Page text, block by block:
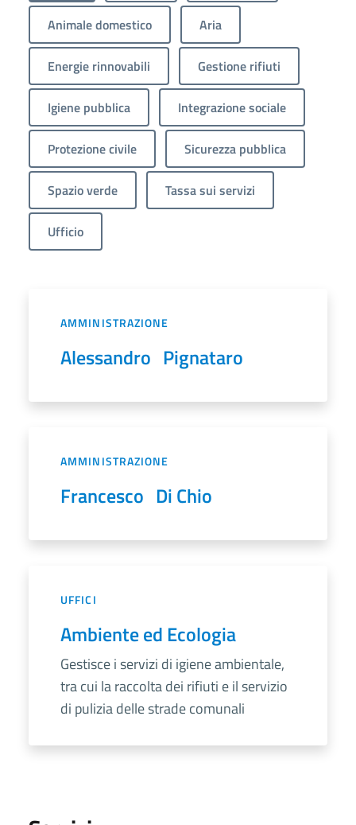
Animale domestico Aria
Energie rinnovabili Gestione rifiuti
Igiene pubblica Integrazione sociale
Protezione civile Sicurezza pubblica
Spazio verde Tassa sui servizi
Ufficio
AMMINISTRAZIONE
Alessandro Pignataro
AMMINISTRAZIONE
Francesco Di Chio
UFFICI
Ambiente ed Ecologia
Gestisce i servizi di igiene ambientale,
tra cui la raccolta dei rifiuti e il servizio
di pulizia delle strade comunali